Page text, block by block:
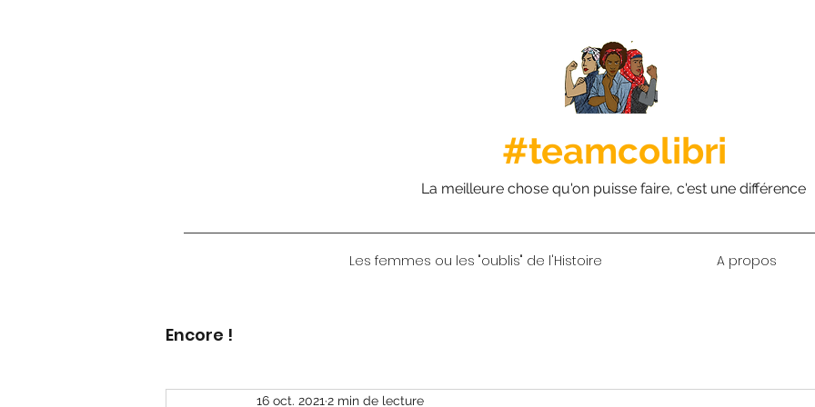
#teamcolibri
La meilleure chose qu'on puisse faire, c'est une différence
Les femmes ou les "oublis" de l'Histoire A propos
Encore !
16 oct. 2021 2 min de lecture